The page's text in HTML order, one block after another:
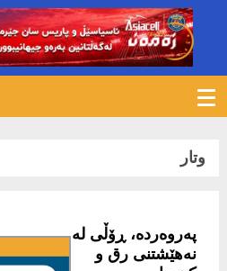
وتار
په‌روه‌رده‌، ڕۆڵی‌ له‌
نه‌هێشتنی‌ رق و